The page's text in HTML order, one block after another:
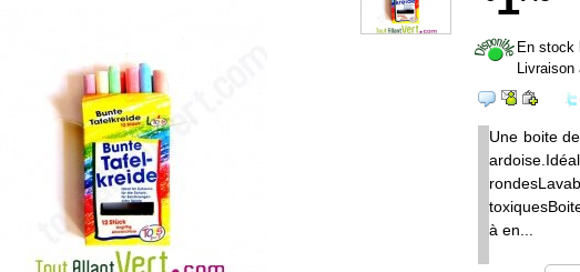
En stock
Livraison
Une boite
à en...